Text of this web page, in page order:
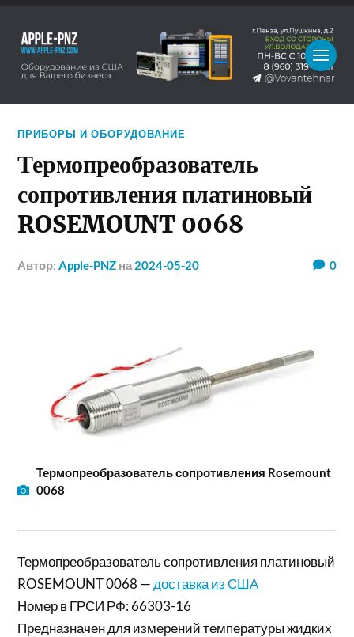
ПРИБОРЫ И ОБОРУДОВАНИЕ
Термопреобразователь
сопротивления платиновый
ROSEMOUNT 0068
Автор:Apple-PNZ на 2024-05-20 0
Термопреобразователь сопротивления Rosemount
0068
Термопреобразователь сопротивления платиновый
ROSEMOUNT 0068 — доставка из США
Номер в ГРСИ РФ: 66303-16
Предназначен для измерений температуры жидких